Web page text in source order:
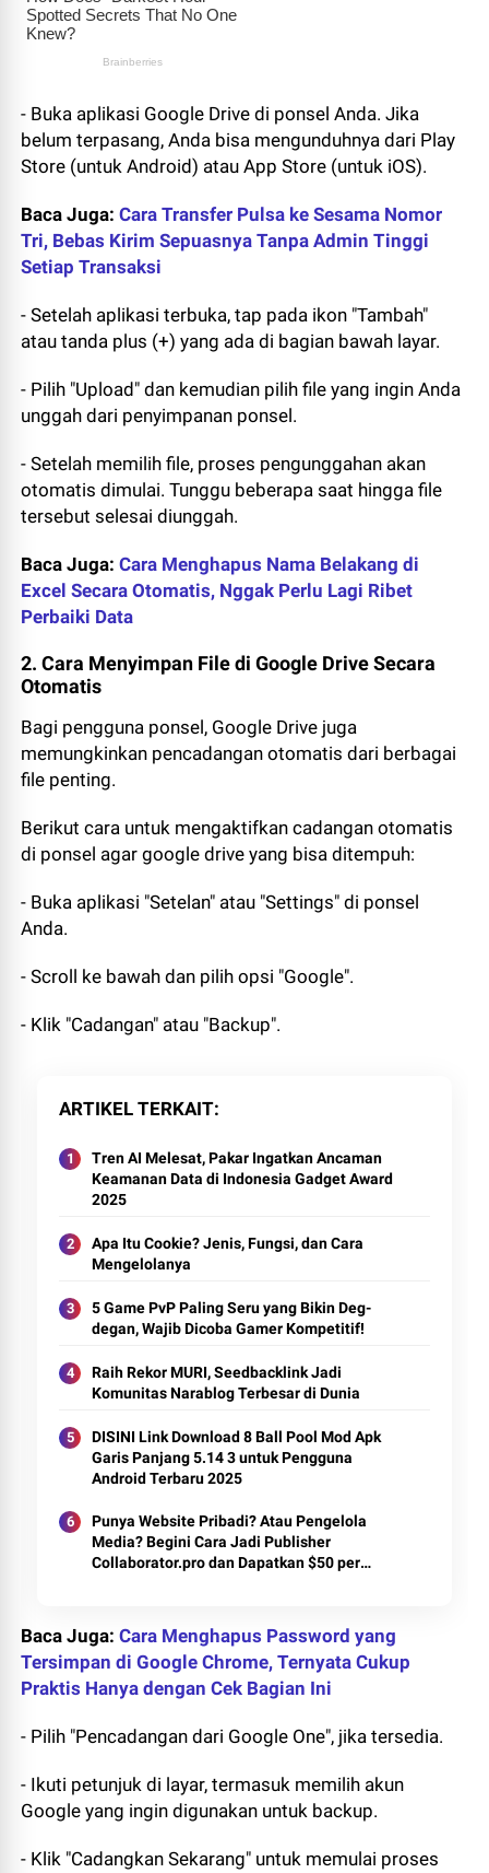
- Buka aplikasi Google Drive di ponsel Anda. Jika
belum terpasang, Anda bisa mengunduhnya dari Play
Store (untuk Android) atau App Store (untuk iOS).
Baca Juga:Cara Transfer Pulsa ke Sesama Nomor
Tri, Bebas Kirim Sepuasnya Tanpa Admin Tinggi
Setiap Transaksi
- Setelah aplikasi terbuka, tap pada ikon "Tambah"
atau tanda plus (+) yang ada di bagian bawah layar.
- Pilih "Upload" dan kemudian pilih file yang ingin Anda
unggah dari penyimpanan ponsel.
- Setelah memilih file, proses pengunggahan akan
otomatis dimulai. Tunggu beberapa saat hingga file
tersebut selesai diunggah.
Baca Juga:Cara Menghapus Nama Belakang di
Excel Secara Otomatis, Nggak Perlu Lagi Ribet
Perbaiki Data
2. Cara Menyimpan File di Google Drive Secara
Otomatis
Bagi pengguna ponsel, Google Drive juga
memungkinkan pencadangan otomatis dari berbagai
file penting.
Berikut cara untuk mengaktifkan cadangan otomatis
di ponsel agar google drive yang bisa ditempuh:
- Buka aplikasi "Setelan" atau "Settings" di ponsel
Anda.
- Scroll ke bawah dan pilih opsi "Google".
- Klik "Cadangan" atau "Backup".
ARTIKEL TERKAIT
Tren AI Melesat, Pakar Ingatkan Ancaman
Keamanan Data di Indonesia Gadget Award
2025
Apa Itu Cookie? Jenis, Fungsi, dan Cara
Mengelolanya
5 Game PvP Paling Seru yang Bikin Deg-
degan, Wajib Dicoba Gamer Kompetitif!
Raih Rekor MURI, Seedbacklink Jadi
Komunitas Narablog Terbesar di Dunia
DISINI Link Download 8 Ball Pool Mod Apk
Garis Panjang 5.14 3 untuk Pengguna
Android Terbaru 2025
Punya Website Pribadi? Atau Pengelola
Media? Begini Cara Jadi Publisher
Collaborator.pro dan Dapatkan $50 per
Baca Juga:Cara Menghapus Password yang
Tersimpan di Google Chrome, Ternyata Cukup
Praktis Hanya dengan Cek Bagian Ini
- Pilih "Pencadangan dari Google One", jika tersedia.
- Ikuti petunjuk di layar, termasuk memilih akun
Google yang ingin digunakan untuk backup.
- Klik "Cadangkan Sekarang" untuk memulai proses